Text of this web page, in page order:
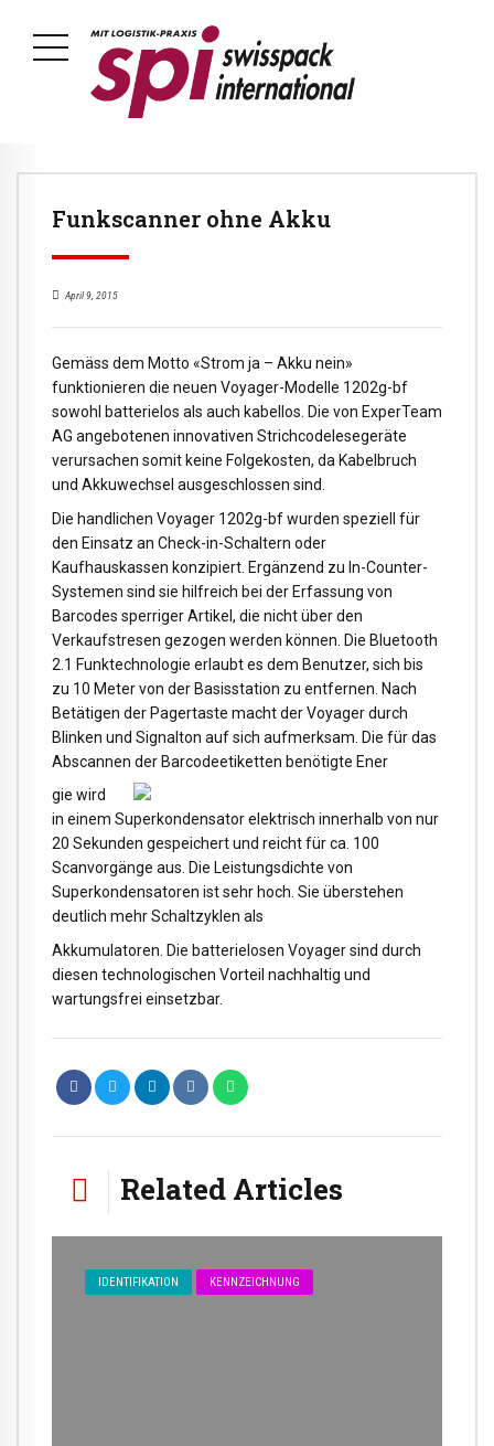
Funkscanner ohne Akku
April 9, 2015
Gemäss dem Motto «Strom ja – Akku nein»
funktionieren die neuen Voyager-Modelle 1202g-bf
sowohl batterielos als auch kabellos. Die von ExperTeam
AG angebotenen innovativen Strichcodelesegeräte
verursachen somit keine Folgekosten, da Kabelbruch
und Akkuwechsel ausgeschlossen sind.
Die handlichen Voyager 1202g-bf wurden speziell für
den Einsatz an Check-in-Schaltern oder
Kaufhauskassen konzipiert. Ergänzend zu In-Counter-
Systemen sind sie hilfreich bei der Erfassung von
Barcodes sperriger Artikel, die nicht über den
Verkaufstresen gezogen werden können. Die Bluetooth
2.1 Funktechnologie erlaubt es dem Benutzer, sich bis
zu 10 Meter von der Basisstation zu entfernen. Nach
Betätigen der Pagertaste macht der Voyager durch
Blinken und Signalton auf sich aufmerksam. Die für das
Abscannen der Barcodeetiketten benötigte Ener
gie wird
in einem Superkondensator elektrisch innerhalb von nur
20 Sekunden gespeichert und reicht für ca. 100
Scanvorgänge aus. Die Leistungsdichte von
Superkondensatoren ist sehr hoch. Sie überstehen
deutlich mehr Schaltzyklen als
Akkumulatoren. Die batterielosen Voyager sind durch
diesen technologischen Vorteil nachhaltig und
wartungsfrei einsetzbar.
Related Articles
IDENTIFIKATION KENNZEICHNUNG